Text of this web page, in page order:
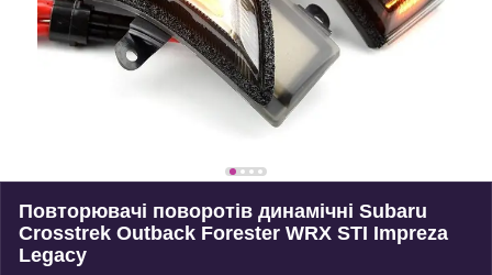
Повторювачі поворотів динамічні Subaru
Crosstrek Outback Forester WRX STI Impreza
Legacy